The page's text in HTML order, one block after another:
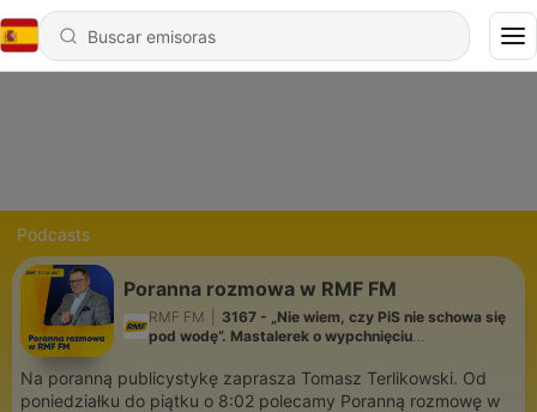
Podcasts
Poranna rozmowa w RMF FM
RMF FM
3167 - „Nie wiem, czy PiS nie schowa się
pod wodę”. Mastalerek o wypchnięciu
Na poranną publicystykę zaprasza Tomasz Terlikowski. Od
poniedziałku do piątku o 8:02 polecamy Poranną rozmowę w